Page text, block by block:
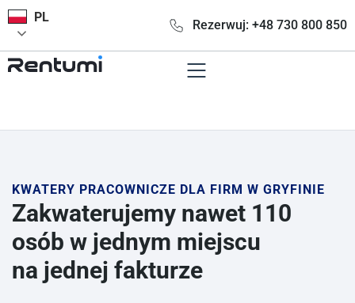
PL
Rezerwuj: +48 730 800 850
KWATERY PRACOWNICZE DLA FIRM W GRYFINIE
Zakwaterujemy nawet 110
osób w jednym miejscu
na jednej fakturze